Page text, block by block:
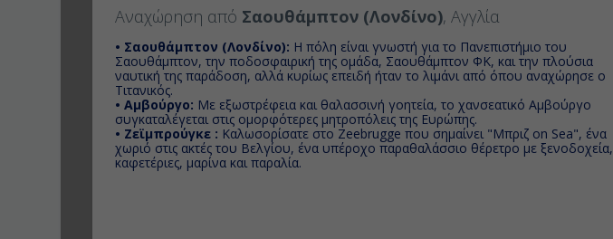
Αναχώρηση από Σαουθάμπτον (Λονδίνο), Αγγλία
• Σαουθάμπτον (Λονδίνο): H πόλη είναι γνωστή για το Πανεπιστήμιο του
Σαουθάμπτον, την ποδοσφαιρική της ομάδα, Σαουθάμπτον ΦΚ, και την πλούσια
ναυτική της παράδοση, αλλά κυρίως επειδή ήταν το λιμάνι από όπου αναχώρησε ο
Τιτανικός.
• Αμβούργο: Με εξωστρέφεια και θαλασσινή γοητεία, το χανσεατικό Αμβούργο
συγκαταλέγεται στις ομορφότερες μητροπόλεις της Ευρώπης.
• Ζεϊμπρούγκε : Καλωσορίσατε στο Zeebrugge που σημαίνει "Μπριζ on Sea", ένα
χωριό στις ακτές του Βελγίου, ένα υπέροχο παραθαλάσσιο θέρετρο με ξενοδοχεία,
καφετέριες, μαρίνα και παραλία.